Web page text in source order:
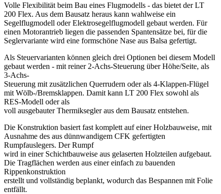
Volle Flexibilität beim Bau eines Flugmodells - das bietet der LT
200 Flex. Aus dem Bausatz heraus kann wahlweise ein
Segelflugmodell oder Elektrosegelflugmodell gebaut werden. Für
einen Motorantrieb liegen die passenden Spantensätze bei, für die
Seglervariante wird eine formschöne Nase aus Balsa gefertigt.
Als Steuervarianten können gleich drei Optionen bei diesem Modell
gebaut werden - mit reiner 2-Achs-Steuerung über Höhe/Seite, als
3-Achs-
Steuerung mit zusätzlichen Querrudern oder als 4-Klappen-Flügel
mit Wölb-/Bremsklappen. Damit kann LT 200 Flex sowohl als
RES-Modell oder als
voll ausgebauter Thermiksegler aus dem Bausatz entstehen.
Die Konstruktion basiert fast komplett auf einer Holzbauweise, mit
Ausnahme des aus dünnwandigem CFK gefertigten
Rumpfauslegers. Der Rumpf
wird in einer Schichtbauweise aus gelaserten Holzteilen aufgebaut.
Die Tragflächen werden aus einer einfach zu bauenden
Rippenkonstruktion
erstellt und vollständig beplankt, wodurch das Bespannen mit Folie
entfällt.